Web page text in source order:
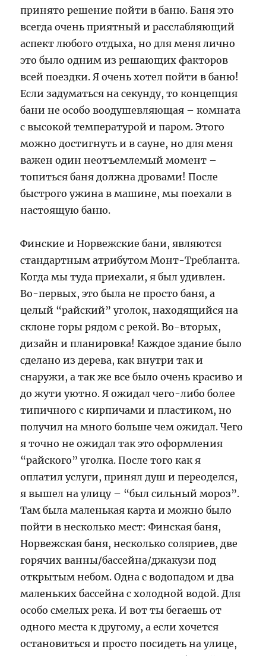
принято решение пойти в баню. Баня это
всегда очень приятный и расслабляющий
аспект любого отдыха, но для меня лично
это было одним из решающих факторов
всей поездки. Я очень хотел пойти в баню!
Если задуматься на секунду, то концепция
бани не особо воодушевляющая – комната
с высокой температурой и паром. Этого
можно достигнуть и в сауне, но для меня
важен один неотъемлемый момент –
топиться баня должна дровами! После
быстрого ужина в машине, мы поехали в
настоящую баню.
Финские и Норвежские бани, являются
стандартным атрибутом Монт-Требланта.
Когда мы туда приехали, я был удивлен.
Во-первых, это была не просто баня, а
целый “райский” уголок, находящийся на
склоне горы рядом с рекой. Во-вторых,
дизайн и планировка! Каждое здание было
сделано из дерева, как внутри так и
снаружи, а так же все было очень красиво и
до жути уютно. Я ожидал чего-либо более
типичного с кирпичами и пластиком, но
получил на много больше чем ожидал. Чего
я точно не ожидал так это оформления
“райского” уголка. После того как я
оплатил услуги, принял душ и переоделся,
я вышел на улицу – “был сильный мороз”.
Там была маленькая карта и можно было
пойти в несколько мест: Финская баня,
Норвежская баня, несколько соляриев, две
горячих ванны/бассейна/джакузи под
открытым небом. Одна с водопадом и два
маленьких бассейна с холодной водой. Для
особо смелых река. И вот ты бегаешь от
одного места к другому, а если хочется
остановиться и просто посидеть на улице,